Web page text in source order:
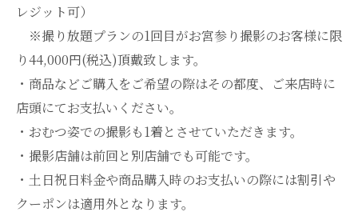
レジット可）
※撮り放題プランの1回目がお宮参り撮影のお客様に限
り44,000円(税込)頂戴致します。
・商品などご購入をご希望の際はその都度、ご来店時に
店頭にてお支払いください。
・おむつ姿での撮影も1着とさせていただきます。
・撮影店舗は前回と別店舗でも可能です。
・土日祝日料金や商品購入時のお支払いの際には割引や
クーポンは適用外となります。